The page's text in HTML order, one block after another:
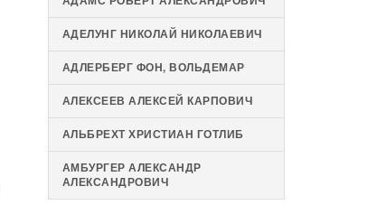
АДЕЛУНГ НИКОЛАЙ НИКОЛАЕВИЧ
АДЛЕРБЕРГ ФОН, ВОЛЬДЕМАР
АЛЕКСЕЕВ АЛЕКСЕЙ КАРПОВИЧ
АЛЬБРЕХТ ХРИСТИАН ГОТЛИБ
АМБУРГЕР АЛЕКСАНДР
АЛЕКСАНДРОВИЧ